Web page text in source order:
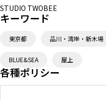
STUDIO TWOBEE
キーワード
東京都 品川・湾岸・新木場
BLUE&SEA 屋上
各種ポリシー